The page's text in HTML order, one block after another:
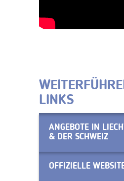
LINKS
ANGEBOTE IN
& DER SCHWEIZ
OFFIZIELLE